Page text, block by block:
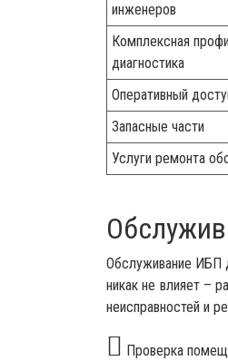
инженеров
Комплексная
диагностика
Оперативный
Запасные части
Услуги ремонта
Обслуживание ИБП
никак не влияет –
неисправностей и
Проверка